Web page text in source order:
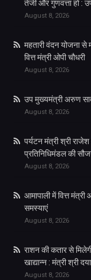
तेजी और गुणवत्ता हो :
August 8, 2026
महतारी वंदन योजना से
वित्त मंत्री ओपी चौधरी
August 8, 2026
उप मुख्यमंत्री अरुण
August 8, 2026
पर्यटन मंत्री श्री
प्रतिनिधिमंडल की
August 8, 2026
आमापाली में वित्त
समस्याएं
August 8, 2026
राशन की कतार से
खाद्यान्न : मंत्री श्री
August 8, 2026